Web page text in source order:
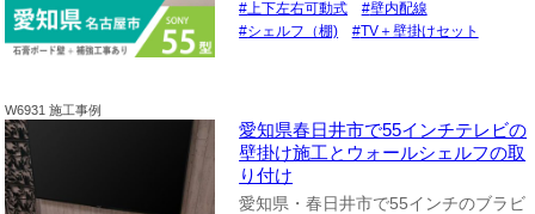
上下左右可動式
壁内配線
シェルフ（棚)
TV＋壁掛けセット
W6931 施工事例
愛知県春日井市で55インチテレビの
壁掛け施工とウォールシェルフの取
り付け
愛知県・春日井市で55インチのブラビ